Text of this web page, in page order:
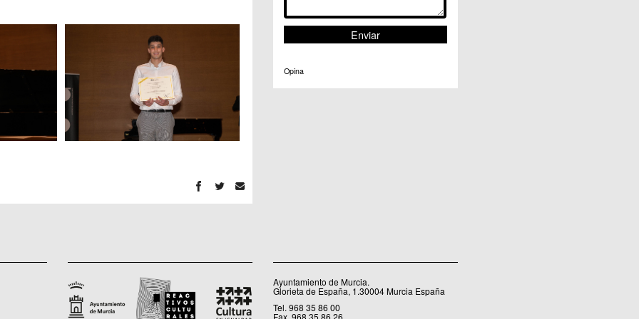
Opina
Ayuntamiento de Murcia.
Glorieta de España, 1.30004 Murcia España
Tel. 968 35 86 00